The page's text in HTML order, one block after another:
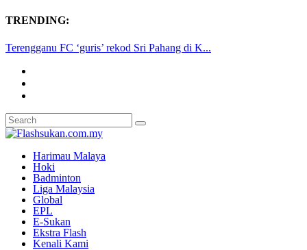
TRENDING:
Terengganu FC ‘guris’ rekod Sri Pahang di K...
Harimau Malaya
Hoki
Badminton
Liga Malaysia
Global
EPL
E-Sukan
Ekstra Flash
Kenali Kami